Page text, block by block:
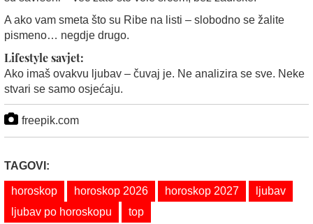
A ako vam smeta što su Ribe na listi – slobodno se žalite
pismeno… negdje drugo.
Lifestyle savjet:
Ako imaš ovakvu ljubav – čuvaj je. Ne analizira se sve. Neke
stvari se samo osjećaju.
freepik.com
TAGOVI:
horoskop horoskop 2026 horoskop 2027
ljubav
ljubav po horoskopu
top